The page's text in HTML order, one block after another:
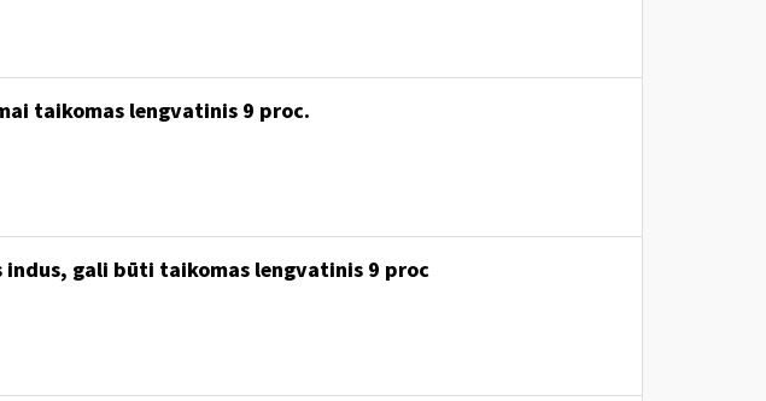
taikomas lengvatinis 9 proc.
gali būti taikomas lengvatinis 9 proc